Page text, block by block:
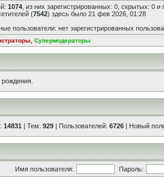
1074 , из них зарегистрированных: 0, скрытых: 0
(7542) здесь было 21 фев 2026, 01:28
пользователи: нет зарегистрированных
Супермодераторы
14831 | Тем: 929 | Пользователей: 6726 | Новый
Имя пользователя: Пароль: